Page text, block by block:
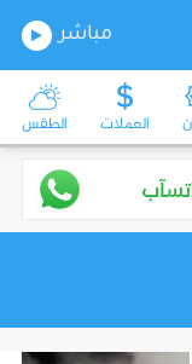
مباشر
العملات الطقس